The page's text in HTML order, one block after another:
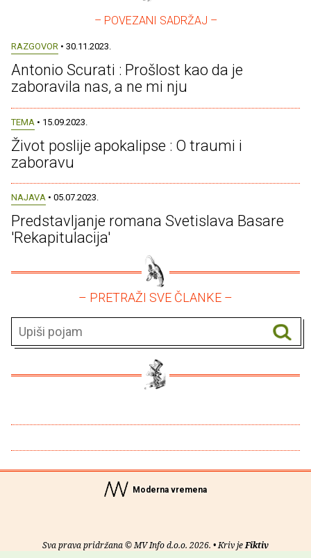
– POVEZANI SADRŽAJ –
RAZGOVOR • 30.11.2023.
Antonio Scurati : Prošlost kao da je
zaboravila nas, a ne mi nju
TEMA • 15.09.2023.
Život poslije apokalipse : O traumi i
zaboravu
NAJAVA • 05.07.2023.
Predstavljanje romana Svetislava Basare
'Rekapitulacija'
– PRETRAŽI SVE ČLANKE –
Moderna vremena
Sva prava pridržana © MV Info d.o.o. 2026. • Kriv jeFiktiv